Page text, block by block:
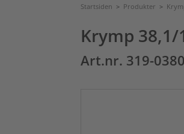
Startsiden > Produkter >
Krymp 38,1/
Art.nr. 319-